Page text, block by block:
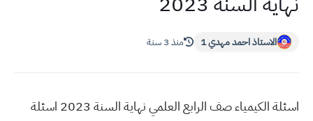
الاستاذ احمد مهدي 1 منذ 3 سنة
اسئلة الكيمياء صف الرابع العلمي نهاية السنة 2023 اسئلة